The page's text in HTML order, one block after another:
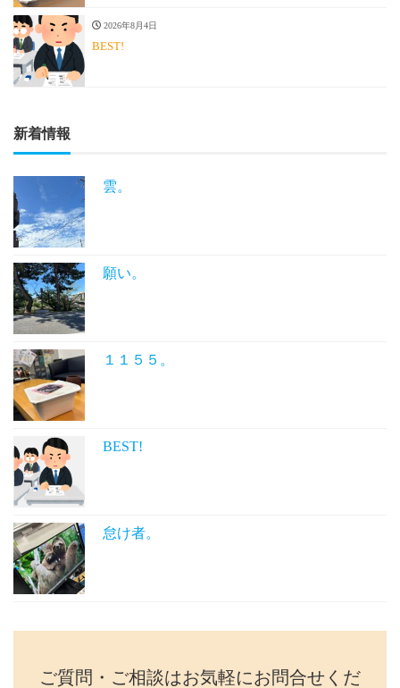
2026年8月4日
BEST!
新着情報
雲。
願い。
１１５５。
BEST!
怠け者。
ご質問・ご相談はお気軽にお問合せくだ